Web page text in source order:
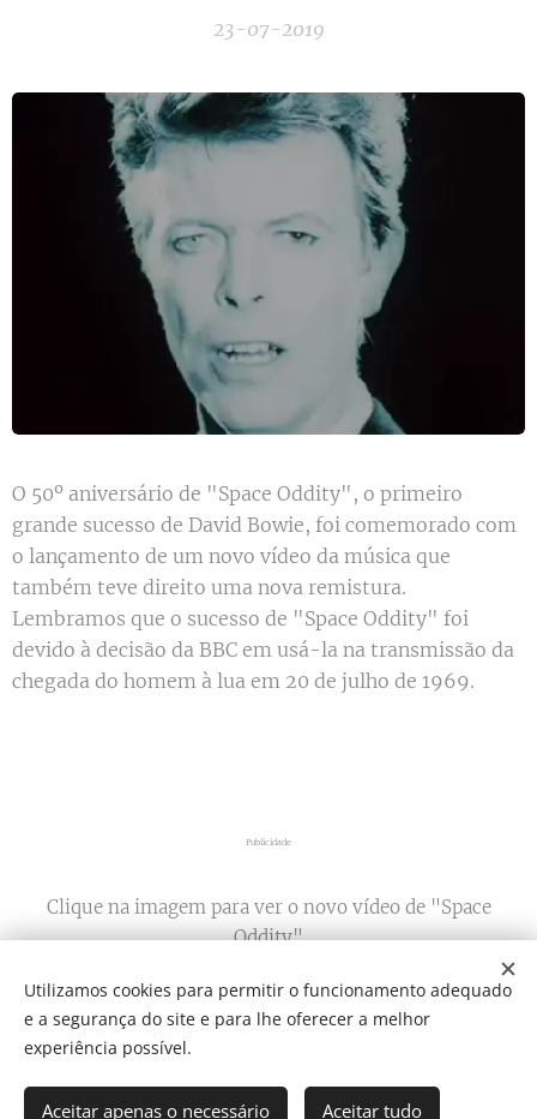
23-07-2019
O 50º aniversário de "Space Oddity", o primeiro
grande sucesso de David Bowie, foi comemorado com
o lançamento de um novo vídeo da música que
também teve direito uma nova remistura.
Lembramos que o sucesso de "Space Oddity" foi
devido à decisão da BBC em usá-la na transmissão da
chegada do homem à lua em 20 de julho de 1969.
Publicidade
Clique na imagem para ver o novo vídeo de "Space
Oddity"
Share
Utilizamos cookies para permitir o funcionamento adequado
e a segurança do site e para lhe oferecer a melhor
experiência possível.
Aceitar apenas o necessário Aceitar tudo